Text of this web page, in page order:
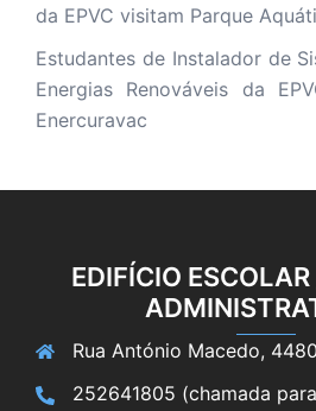
da EPVC visitam Parque
Estudantes de Instalador de
Energias Renováveis da
Enercuravac
EDIFÍCIO
Rua António Macedo,
252641805 (chamada